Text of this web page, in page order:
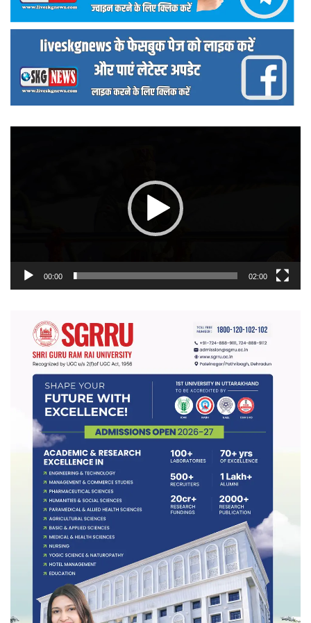
00:00 02:00